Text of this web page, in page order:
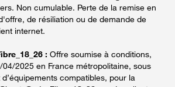
Non cumulable. Perte de la remise en
de résiliation ou de demande de
internet.
: Offre soumise à conditions,
2025 en France métropolitaine, sous
compatibles, pour la